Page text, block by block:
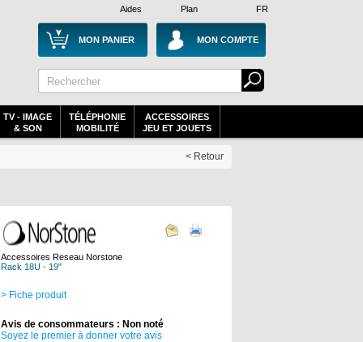
Plan
Aides FR
MON PANIER MON COMPTE
TV - IMAGE
& SON
TÉLÉPHONIE
MOBILITÉ
ACCESSOIRES
JEU ET JOUETS
< Retour
Accessoires Reseau Norstone
Rack 18U - 19"
> Fiche produit
Avis de consommateurs : Non noté
Soyez le premier à donner votre avis